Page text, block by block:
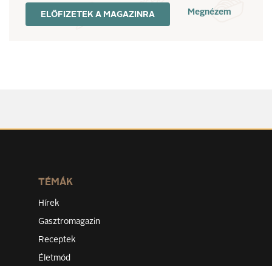
ELŐFIZETEK A MAGAZINRA Megnézem
TÉMÁK
Hírek
Gasztromagazin
Receptek
Életmód